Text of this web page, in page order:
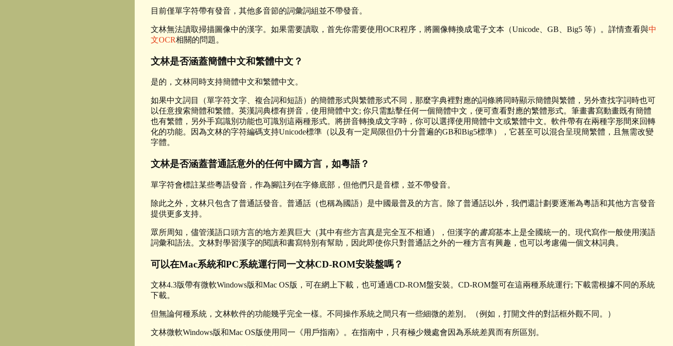
目前僅單字符帶有發音，其他多音節的詞彙詞組並不帶發音。
文林無法讀取掃描圖像中的漢字。如果需要讀取，首先你需要使用OCR程序，將圖像轉換成電子文本（Unicode、GB、Big5 等）。詳情查看與中
文OCR相關的問題。
文林是否涵蓋簡體中文和繁體中文？
是的，文林同時支持簡體中文和繁體中文。
如果中文詞目（單字符文字、複合詞和短語）的簡體形式與繁體形式不同，那麼字典裡對應的詞條將同時顯示簡體與繁體，另外查找字詞時也可
以任意搜索簡體和繁體。英漢詞典標有拼音，使用簡體中文; 你只需點擊任何一個簡體中文，便可查看對應的繁體形式。筆畫書寫動畫既有簡體
也有繁體，另外手寫識別功能也可識別這兩種形式。將拼音轉換成文字時，你可以選擇使用簡體中文或繁體中文。軟件帶有在兩種字形間來回轉
化的功能。因為文林的字符編碼支持Unicode標準（以及有一定局限但仍十分普遍的GB和Big5標準），它甚至可以混合呈現簡繁體，且無需改變
字體。
文林是否涵蓋普通話意外的任何中國方言，如粵語？
單字符會標註某些粵語發音，作為腳註列在字條底部，但他們只是音標，並不帶發音。
除此之外，文林只包含了普通話發音。普通話（也稱為國語）是中國最普及的方言。除了普通話以外，我們還計劃要逐漸為粵語和其他方言發音
提供更多支持。
眾所周知，儘管漢語口頭方言的地方差異巨大（其中有些方言真是完全互不相通），但漢字的書寫基本上是全國統一的。現代寫作一般使用漢語
詞彙和語法。文林對學習漢字的閱讀和書寫特別有幫助，因此即使你只對普通話之外的一種方言有興趣，也可以考慮備一個文林詞典。
可以在Mac系統和PC系統運行同一文林CD-ROM安裝盤嗎？
文林4.3版帶有微軟Windows版和Mac OS版，可在網上下載，也可通過CD-ROM盤安裝。CD-ROM盤可在這兩種系統運行; 下載需根據不同的系統
下載。
但無論何種系統，文林軟件的功能幾乎完全一樣。不同操作系統之間只有一些細微的差別。（例如，打開文件的對話框外觀不同。）
文林微軟Windows版和Mac OS版使用同一《用戶指南》。在指南中，只有極少幾處會因為系統差異而有所區別。